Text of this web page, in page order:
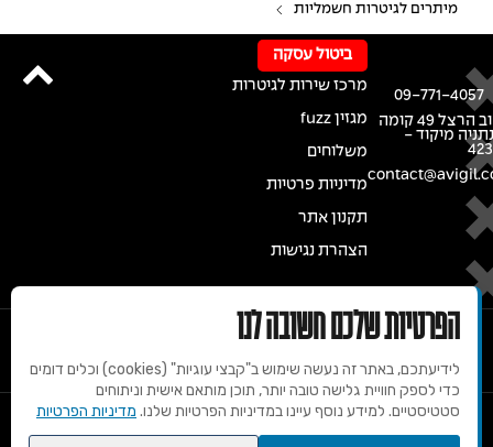
מיתרים לגיטרות חשמליות
רחוב הרצל 49 קומה
מיקוד -
09-771-4057
ביטול עסקה
מרכז שירות לגיטרות
מגזין fuzz
משלוחים
מדיניות פרטיות
תקנון אתר
הצהרת נגישות
הפרטיות שלכם חשובה לנו
לידיעתכם, באתר זה נעשה שימוש ב"קבצי עוגיות" (cookies) וכלים דומים
כדי לספק חוויית גלישה טובה יותר, תוכן מותאם אישית וניתוחים
סטטיסטיים. למידע נוסף עיינו במדיניות הפרטיות שלנו. מדיניות הפרטיות